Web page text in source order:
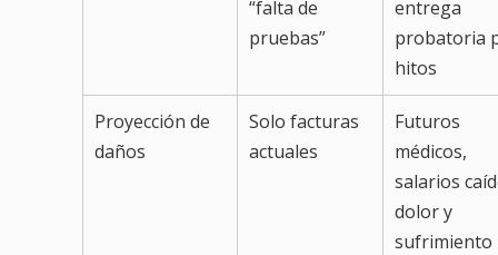
“falta de
pruebas”
entrega
probatoria
hitos
Proyección de
daños
Solo facturas
actuales
Futuros
médicos,
salarios
dolor y
sufrimiento